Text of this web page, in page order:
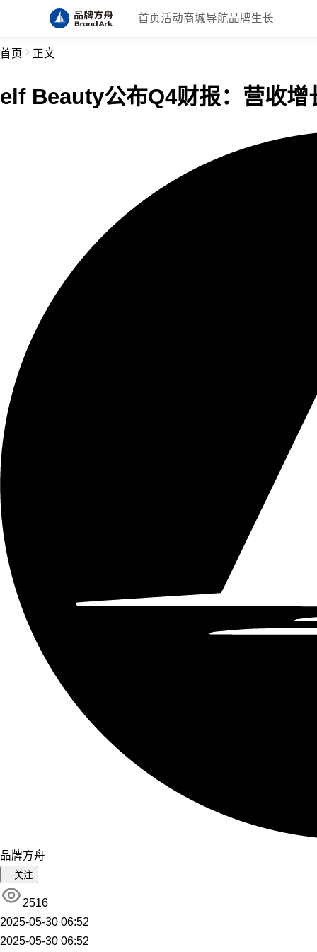
首页 活动商城导航品牌生长
首页 正文
elf Beauty公布Q4财报：营收增
品牌方舟
关注
2516
2025-05-30 06:52
2025-05-30 06:52